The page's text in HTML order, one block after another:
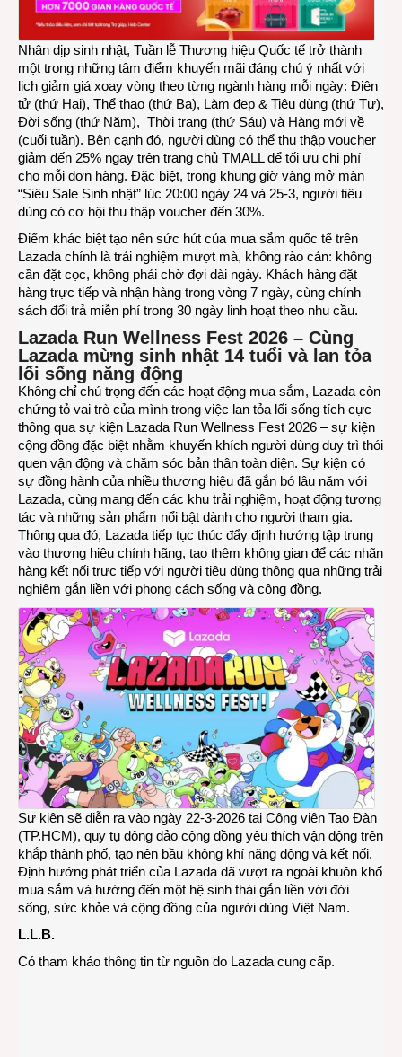
Nhân dịp sinh nhật, Tuần lễ Thương hiệu Quốc tế trở thành
một trong những tâm điểm khuyến mãi đáng chú ý nhất với
lịch giảm giá xoay vòng theo từng ngành hàng mỗi ngày: Điện
tử (thứ Hai), Thể thao (thứ Ba), Làm đẹp & Tiêu dùng (thứ Tư),
Đời sống (thứ Năm), Thời trang (thứ Sáu) và Hàng mới về
(cuối tuần). Bên cạnh đó, người dùng có thể thu thập voucher
giảm đến 25% ngay trên trang chủ TMALL để tối ưu chi phí
cho mỗi đơn hàng. Đặc biệt, trong khung giờ vàng mở màn
“Siêu Sale Sinh nhật” lúc 20:00 ngày 24 và 25-3, người tiêu
dùng có cơ hội thu thập voucher đến 30%.
Điểm khác biệt tạo nên sức hút của mua sắm quốc tế trên
Lazada chính là trải nghiệm mượt mà, không rào cản: không
cần đặt cọc, không phải chờ đợi dài ngày. Khách hàng đặt
hàng trực tiếp và nhận hàng trong vòng 7 ngày, cùng chính
sách đổi trả miễn phí trong 30 ngày linh hoạt theo nhu cầu.
Lazada Run Wellness Fest 2026 – Cùng
Lazada mừng sinh nhật 14 tuổi và lan tỏa
lối sống năng động
Không chỉ chú trọng đến các hoạt động mua sắm, Lazada còn
chứng tỏ vai trò của mình trong việc lan tỏa lối sống tích cực
thông qua sự kiện Lazada Run Wellness Fest 2026 – sự kiện
cộng đồng đặc biệt nhằm khuyến khích người dùng duy trì thói
quen vận động và chăm sóc bản thân toàn diện. Sự kiện có
sự đồng hành của nhiều thương hiệu đã gắn bó lâu năm với
Lazada, cùng mang đến các khu trải nghiệm, hoạt động tương
tác và những sản phẩm nổi bật dành cho người tham gia.
Thông qua đó, Lazada tiếp tục thúc đẩy định hướng tập trung
vào thương hiệu chính hãng, tạo thêm không gian để các nhãn
hàng kết nối trực tiếp với người tiêu dùng thông qua những trải
nghiệm gắn liền với phong cách sống và cộng đồng.
Sự kiện sẽ diễn ra vào ngày 22-3-2026 tại Công viên Tao Đàn
(TP.HCM), quy tụ đông đảo cộng đồng yêu thích vận động trên
khắp thành phố, tạo nên bầu không khí năng động và kết nối.
Định hướng phát triển của Lazada đã vượt ra ngoài khuôn khổ
mua sắm và hướng đến một hệ sinh thái gắn liền với đời
sống, sức khỏe và cộng đồng của người dùng Việt Nam.
L.L.B.
Có tham khảo thông tin từ nguồn do Lazada cung cấp.